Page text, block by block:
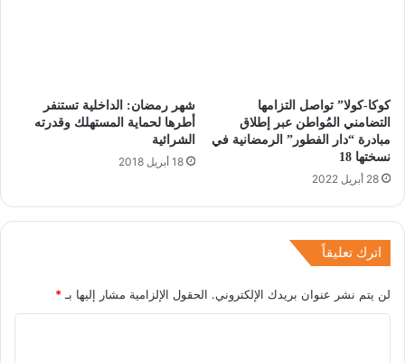
كوكا-كولا” تواصل التزامها
التضامني المُواطن عبر إطلاق
مبادرة “دار الفطور” الرمضانية في
نسختها 18
28 أبريل 2022
شهر رمضان: الداخلية تستنفر
أطرها لحماية المستهلك وقدرته
الشرائية
18 أبريل 2018
اترك تعليقاً
لن يتم نشر عنوان بريدك الإلكتروني. الحقول الإلزامية مشار إليها بـ *